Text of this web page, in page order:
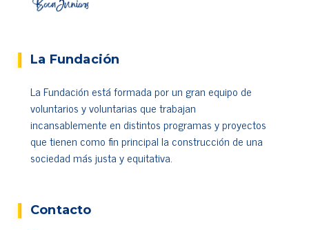
La Fundación
La Fundación está formada por un gran equipo de
voluntarios y voluntarias que trabajan
incansablemente en distintos programas y proyectos
que tienen como fin principal la construcción de una
sociedad más justa y equitativa.
mientras encuentran beneficios exclusivos, pagos
Contacto